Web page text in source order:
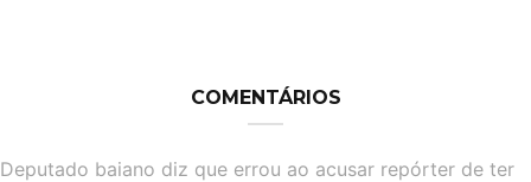
COMENTÁRIOS
Deputado baiano diz que errou ao acusar repórter de ter